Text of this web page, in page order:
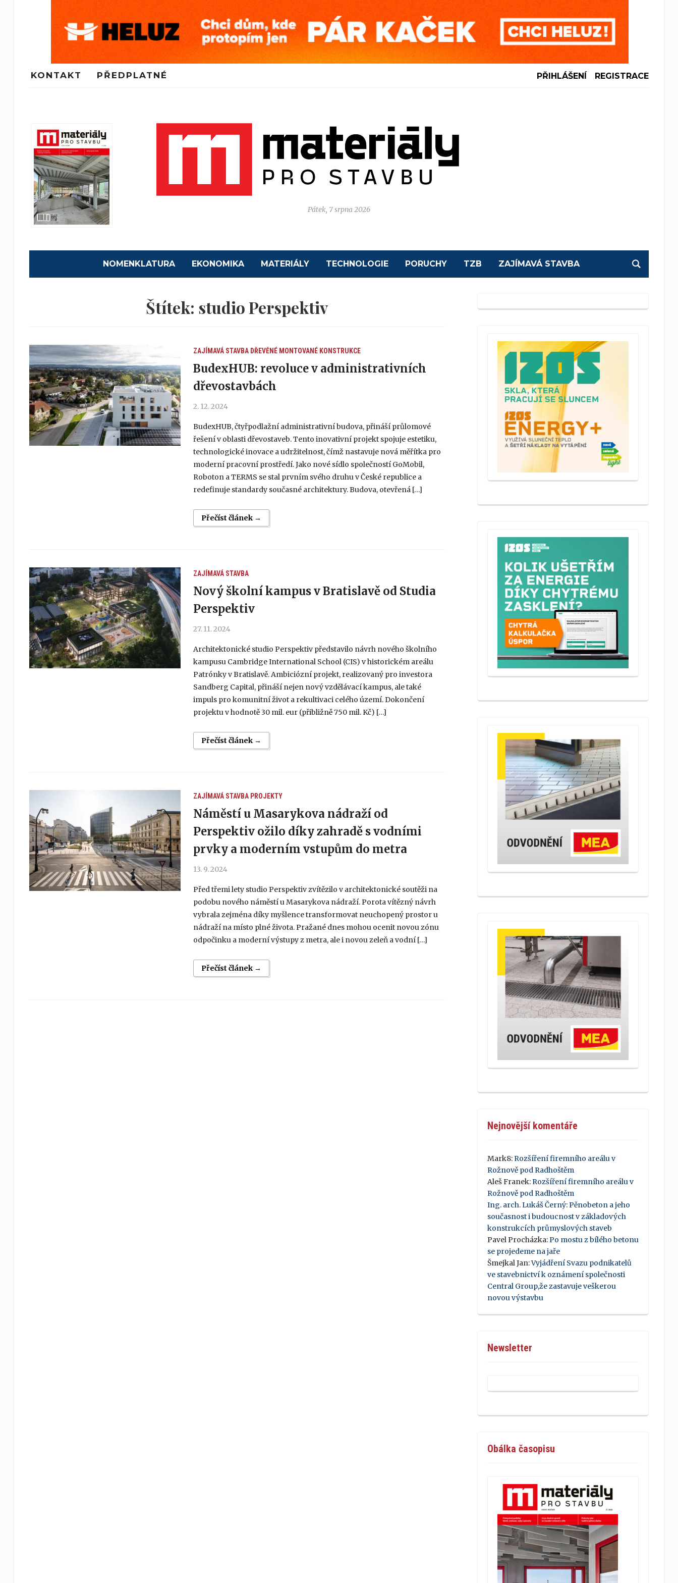
KONTAKT PŘEDPLATNÉ PŘIHLÁŠENÍ REGISTRACE
Pátek, 7 srpna 2026
NOMENKLATURA EKONOMIKA MATERIÁLY TECHNOLOGIE PORUCHY TZB ZAJÍMAVÁ STAVBA
Štítek: studio Perspektiv
ZAJÍMAVÁ STAVBA DŘEVĚNÉ MONTOVANÉ KONSTRUKCE
BudexHUB: revoluce v administrativních
dřevostavbách
2. 12. 2024
BudexHUB, čtyřpodlažní administrativní budova, přináší průlomové
řešení v oblasti dřevostaveb. Tento inovativní projekt spojuje estetiku,
technologické inovace a udržitelnost, čímž nastavuje nová měřítka pro
moderní pracovní prostředí. Jako nové sídlo společností GoMobil,
Roboton a TERMS se stal prvním svého druhu v České republice a
redefinuje standardy současné architektury. Budova, otevřená […]
Přečíst článek →
ZAJÍMAVÁ STAVBA
Nový školní kampus v Bratislavě od Studia
Perspektiv
27. 11. 2024
Architektonické studio Perspektiv představilo návrh nového školního
kampusu Cambridge International School (CIS) v historickém areálu
Patrónky v Bratislavě. Ambiciózní projekt, realizovaný pro investora
Sandberg Capital, přináší nejen nový vzdělávací kampus, ale také
impuls pro komunitní život a rekultivaci celého území. Dokončení
projektu v hodnotě 30 mil. eur (přibližně 750 mil. Kč) […]
Přečíst článek →
ZAJÍMAVÁ STAVBA PROJEKTY
Náměstí u Masarykova nádraží od
Perspektiv ožilo díky zahradě s vodními
prvky a moderním vstupům do metra
13. 9. 2024
Před třemi lety studio Perspektiv zvítězilo v architektonické soutěži na
podobu nového náměstí u Masarykova nádraží. Porota vítězný návrh
vybrala zejména díky myšlence transformovat neuchopený prostor u
nádraží na místo plné života. Pražané dnes mohou ocenit novou zónu
odpočinku a moderní výstupy z metra, ale i novou zeleň a vodní […]
Přečíst článek →
Nejnovější komentáře
Mark8:Rozšíření firemního areálu v
Rožnově pod Radhoštěm
Aleš Franek:Rozšíření firemního areálu v
Rožnově pod Radhoštěm
Ing. arch. Lukáš Černý:Pěnobeton a jeho
současnost i budoucnost v základových
konstrukcích průmyslových staveb
Pavel Procházka:Po mostu z bílého betonu
se projedeme na jaře
Šmejkal Jan:Vyjádření Svazu podnikatelů
ve stavebnictví k oznámení společnosti
Central Group,že zastavuje veškerou
novou výstavbu
Newsletter
Obálka časopisu